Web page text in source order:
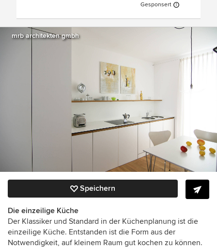
Gesponsert
mrb architekten gmbh
Speichern
Die einzeilige Küche
Der Klassiker und Standard in der Küchenplanung ist die
einzeilige Küche. Entstanden ist die Form aus der
Notwendigkeit, auf kleinem Raum gut kochen zu können.